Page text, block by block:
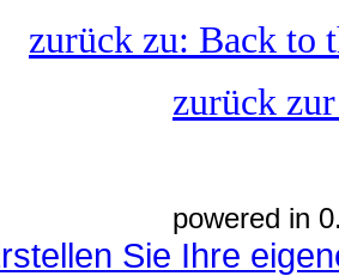
zurück zu: Back to
zurück
powered in
Sie Ihre